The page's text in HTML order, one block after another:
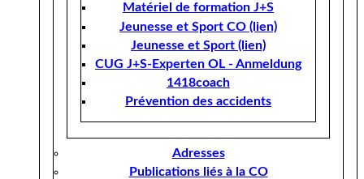
Matériel de formation J+S
Jeunesse et Sport CO (lien)
Jeunesse et Sport (lien)
CUG J+S-Experten OL - Anmeldung
1418coach
Prévention des accidents
Adresses
Publications liés à la CO